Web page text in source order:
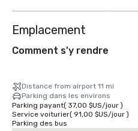
Emplacement
Comment s'y rendre
Distance from airport 11 mi
Parking dans les environs
Parking payant( 37,00 $US/jour)
Service voiturier( 91,00 $US/jour)
Parking des bus